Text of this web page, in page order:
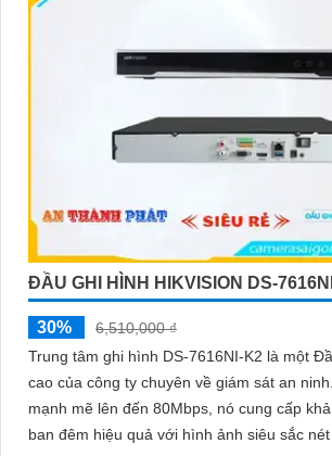
Camera Hikvision không chỉ mang đến sự an
ngôi nhà hoặc doanh nghiệp của bạn, mà
đầu tư vào an ninh và yên tâm hơn với
khách hàng quan tâm đến sản phẩm
ĐẦU GHI HÌNH HIKVISION DS-
30%
6,510,000 ₫
Trung tâm ghi hình DS-7616NI-K2 là một
cao của công ty chuyên về giám sát an ninh. Với băng thông
mạnh mẽ lên đến 80Mbps, nó cung cấp
ban đêm hiệu quả với hình ảnh siêu sắc